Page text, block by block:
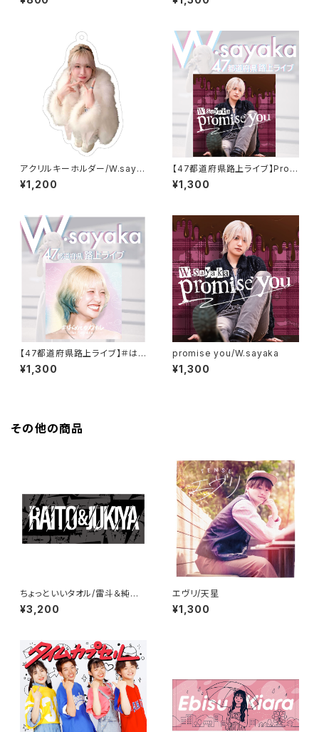
アクリルキーホルダー/W.saya
ka
¥1,200
【47都道府県路上ライブ】Prom
ise you/W.sayaka
¥1,300
【47都道府県路上ライブ】＃はじ
めてのわたし/W.sayaka
¥1,300
promise you/W.sayaka
¥1,300
その他の商品
ちょっといいタオル/雷斗＆純貴
也
¥3,200
エヴリ/天星
¥1,300